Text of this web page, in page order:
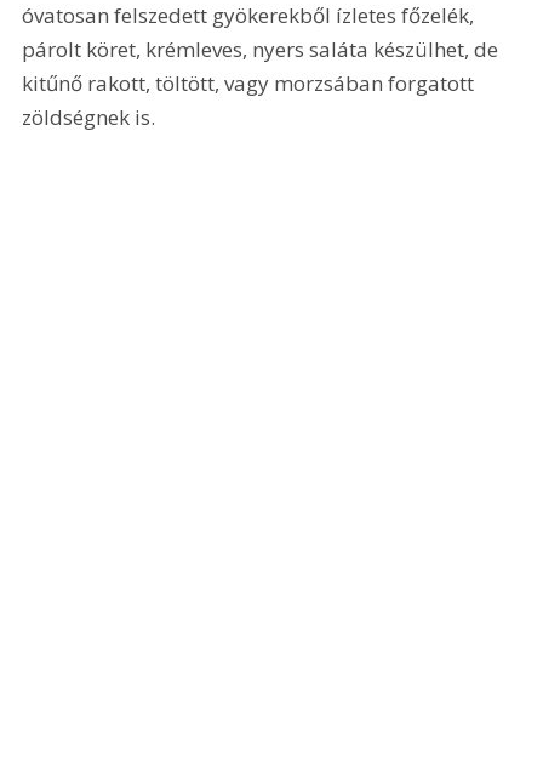
óvatosan felszedett gyökerekből ízletes főzelék,
párolt köret, krémleves, nyers saláta készülhet, de
kitűnő rakott, töltött, vagy morzsában forgatott
zöldségnek is.